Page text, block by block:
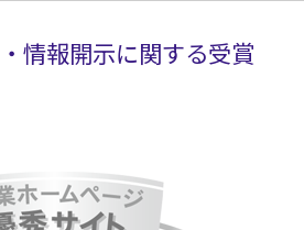
情報開示に関する受賞